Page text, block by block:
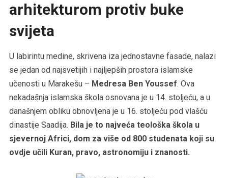
arhitekturom protiv buke
svijeta
U labirintu medine, skrivena iza jednostavne fasade, nalazi
se jedan od najsvetijih i najljepših prostora islamske
učenosti u Marakešu – Medresa Ben Youssef. Ova
nekadašnja islamska škola osnovana je u 14. stoljeću, a u
današnjem obliku obnovljena je u 16. stoljeću pod vlašću
dinastije Saadija. Bila je to najveća teološka škola u
sjevernoj Africi, dom za više od 800 studenata koji su
ovdje učili Kuran, pravo, astronomiju i znanosti.